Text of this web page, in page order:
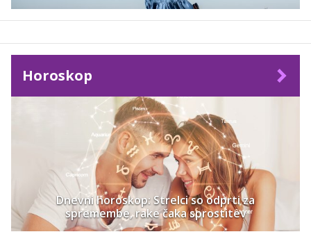
Horoskop
Dnevni horoskop: Strelci so odprti za
spremembe, rake čaka sprostitev